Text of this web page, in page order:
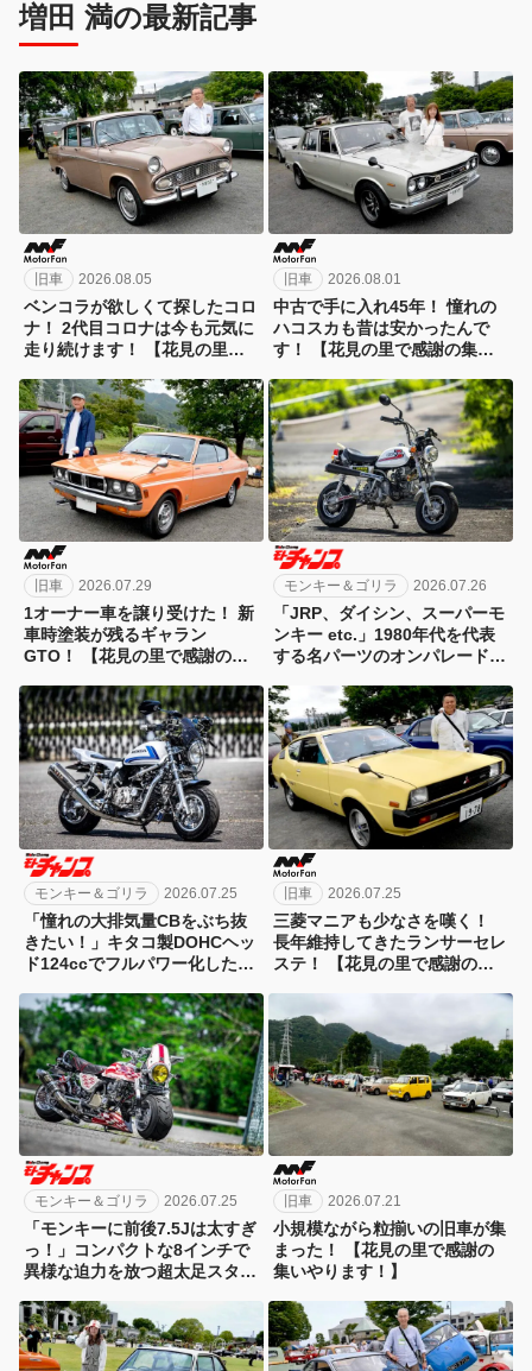
増田 満の最新記事
旧車 2026.08.05
ベンコラが欲しくて探したコロ
ナ！ 2代目コロナは今も元気に
走り続けます！ 【花見の里で
旧車 2026.08.01
中古で手に入れ45年！ 憧れの
ハコスカも昔は安かったんで
す！ 【花見の里で感謝の集い
旧車 2026.07.29
1オーナー車を譲り受けた！ 新
車時塗装が残るギャラン
GTO！ 【花見の里で感謝の集
モンキー＆ゴリラ 2026.07.26
「JRP、ダイシン、スーパーモ
ンキー etc.」1980年代を代表
する名パーツのオンパレードが
モンキー＆ゴリラ 2026.07.25
「憧れの大排気量CBをぶち抜
きたい！」キタコ製DOHCヘッ
ド124ccでフルパワー化したモ
旧車 2026.07.25
三菱マニアも少なさを嘆く！
長年維持してきたランサーセレ
ステ！ 【花見の里で感謝の集
モンキー＆ゴリラ 2026.07.25
「モンキーに前後7.5Jは太すぎ
っ！」コンパクトな8インチで
異様な迫力を放つ超太足スタイ
旧車 2026.07.21
小規模ながら粒揃いの旧車が集
まった！ 【花見の里で感謝の
集いやります！】